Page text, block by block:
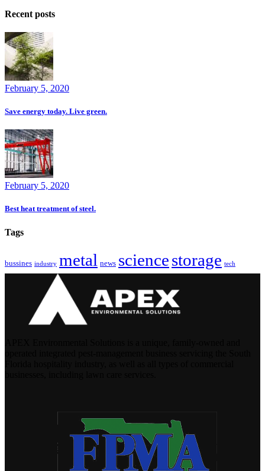
Recent posts
February 5, 2020
Save energy today. Live green.
February 5, 2020
Best heat treatment of steel.
Tags
bussines industry metal news sciencestorage tech